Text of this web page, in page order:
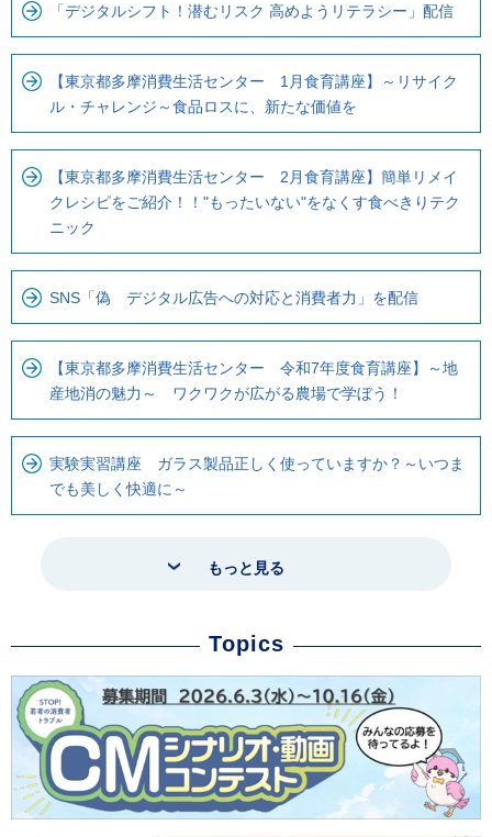
「デジタルシフト！潜むリスク 高めようリテラシー」配信
【東京都多摩消費生活センター 1月食育講座】～リサイク
ル・チャレンジ～食品ロスに、新たな価値を
【東京都多摩消費生活センター 2月食育講座】簡単リメイ
クレシピをご紹介！！"もったいない"をなくす食べきりテク
ニック
SNS「偽 デジタル広告への対応と消費者力」を配信
【東京都多摩消費生活センター 令和7年度食育講座】～地
産地消の魅力～ ワクワクが広がる農場で学ぼう！
実験実習講座 ガラス製品正しく使っていますか？～いつま
でも美しく快適に～
もっと見る
Topics